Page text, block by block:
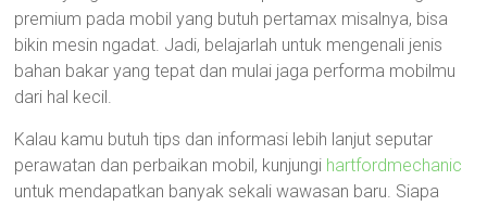
premium pada mobil yang butuh pertamax misalnya, bisa
bikin mesin ngadat. Jadi, belajarlah untuk mengenali jenis
bahan bakar yang tepat dan mulai jaga performa mobilmu
dari hal kecil.
Kalau kamu butuh tips dan informasi lebih lanjut seputar
perawatan dan perbaikan mobil, kunjungi hartfordmechanic
untuk mendapatkan banyak sekali wawasan baru. Siapa